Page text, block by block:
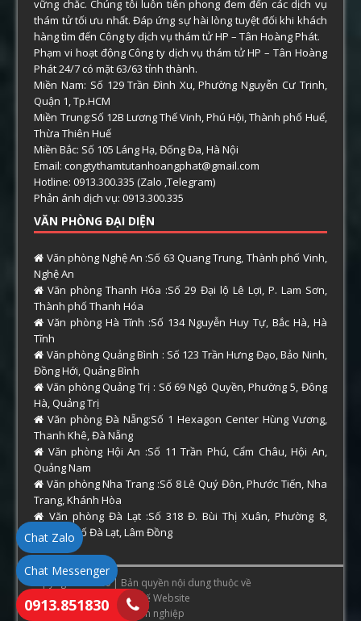
vững chắc. Chúng tôi luôn tiên phong đem đến các dịch vụ
thám tử tối ưu nhất. Đáp ứng sự hài lòng tuyệt đối khi khách
hàng tìm đến Công ty dịch vụ thám tử HP – Tân Hoàng Phát.
Phạm vi hoạt động Công ty dịch vụ thám tử HP – Tân Hoàng
Phát 24/7 có mặt 63/63 tỉnh thành.
Miền Nam: Số 129 Trần Đình Xu, Phường Nguyễn Cư Trinh,
Quận 1, Tp.HCM
Miền Trung:Số 12B Lương Thế Vinh, Phú Hội, Thành phố Huế,
Thừa Thiên Huế
Miền Bắc: Số 105 Láng Hạ, Đống Đa, Hà Nội
Email: congtythamtutanhoangphat@gmail.com
Hotline: 0913.300.335 (Zalo ,Telegram)
Phản ánh dịch vụ: 0913.300.335
VĂN PHÒNG ĐẠI DIỆN
Văn phòng Nghệ An :Số 63 Quang Trung, Thành phố Vinh,
Nghệ An
Văn phòng Thanh Hóa :Số 29 Đại lộ Lê Lợi, P. Lam Sơn,
Thành phố Thanh Hóa
Văn phòng Hà Tĩnh :Số 134 Nguyễn Huy Tự, Bắc Hà, Hà
Tĩnh
Văn phòng Quảng Bình : Số 123 Trần Hưng Đạo, Bảo Ninh,
Đồng Hới, Quảng Bình
Văn phòng Quảng Trị : Số 69 Ngô Quyền, Phường 5, Đông
Hà, Quảng Trị
Văn phòng Đà Nẵng:Số 1 Hexagon Center Hùng Vương,
Thanh Khê, Đà Nẵng
Văn phòng Hội An :Số 11 Trần Phú, Cẩm Châu, Hội An,
Quảng Nam
Văn phòng Nha Trang :Số 8 Lê Quý Đôn, Phước Tiến, Nha
Trang, Khánh Hòa
Văn phòng Đà Lạt :Số 318 Đ. Bùi Thị Xuân, Phường 8,
Thành phố Đà Lạt, Lâm Đồng
Copyright © 2026 | Bản quyền nội dung thuộc về
ThamTuHue.Com
. Thiết Kế Website
Chat Zalo
Chat Messenger
0913.851830